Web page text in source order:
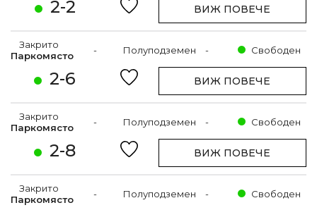
2-2 ВИЖ ПОВЕЧЕ
2-6
Закрито
Паркомясто
- Полуподземен - Свободен
ВИЖ ПОВЕЧЕ
2-8
Закрито
Паркомясто
- Полуподземен - Свободен
ВИЖ ПОВЕЧЕ
Закрито
Паркомясто
- Полуподземен - Свободен